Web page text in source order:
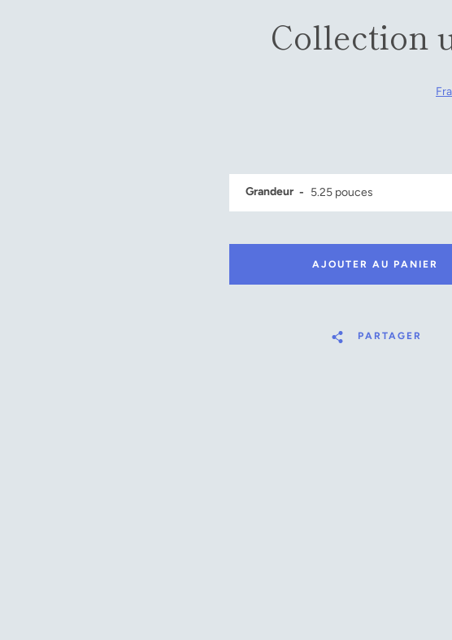
Collection
Grandeur
AJOUTER AU PANIER
PARTAGER